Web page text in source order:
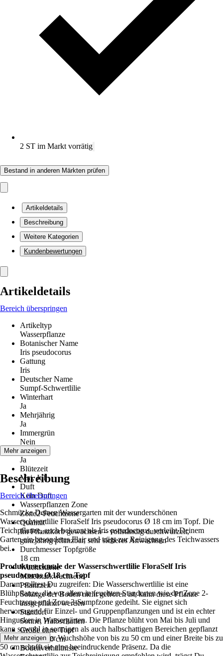
2 ST im Markt vorrätig
Bestand in anderen Märkten prüfen
Artikeldetails
Beschreibung
Weitere Kategorien
Kundenbewertungen
Artikeldetails
Bereich überspringen
Artikeltyp
Wasserpflanze
Botanischer Name
Iris pseudocorus
Gattung
Iris
Deutscher Name
Sumpf-Schwertlilie
Winterhart
Ja
Mehrjährig
Ja
Immergrün
Nein
Blüte
Ja
Blütezeit
Mai, Juli
Duft
Kein Duft
Wasserpflanzen Zone
Zone2-Feuchtzone
Qualität
Im Pflanzkorb gewachsen – vollständig durchwurzelt,
ganzjährig pflanzbar, sehr sicheres Anwachsen
Durchmesser Topfgröße
18 cm
Wuchsstärke
Mittelstarkwachsend
Pflanzzeit
Solange der Boden nicht gefroren ist, kann diese Pflanze
ausgepflanzt werden
Standort
Sonne, Halbschatten
Größe ohne Topf
20 cm - 30 cm
Bodenverhältnisse
Mehr anzeigen
Beschreibung
Bereich überspringen
Schmücke Deinen Wassergarten mit der wunderschönen
Wasserschwertlilie FloraSelf Iris pseudocorus Ø 18 cm im Topf. Die
Teichpflanze, auch bekannt als Iris pseudocorus, verleiht Deinem
Garten ein besonderes Flair und trägt zur Reinigung des Teichwassers
bei.
Produktmerkmale der Wasserschwertlilie FloraSelf Iris
pseudocorus Ø 18 cm Topf
Darum solltest Du zugreifen: Die Wasserschwertlilie ist eine
Blühpflanze, die vor allem in feuchten Standorten wie der Zone 2-
Feuchtzone und Zone 3-Sumpfzone gedeiht. Sie eignet sich
hervorragend für Einzel- und Gruppenpflanzungen und ist ein echter
Hingucker in Wassergärten. Die Pflanze blüht von Mai bis Juli und
kann sowohl in sonnigen als auch halbschattigen Bereichen gepflanzt
werden. Mit einer Wuchshöhe von bis zu 50 cm und einer Breite bis zu
50 cm schafft sie eine beeindruckende Präsenz. Da die
Mehr anzeigen